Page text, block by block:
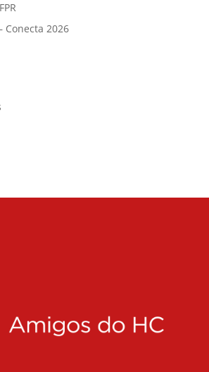
Conecta 2026